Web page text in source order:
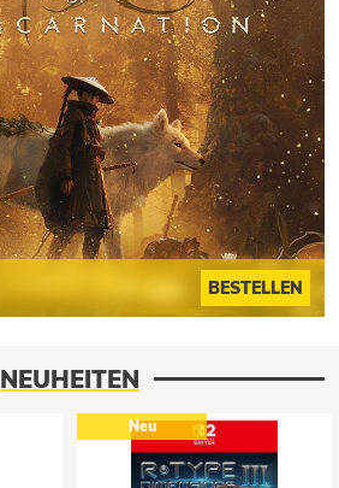
BESTELLEN
NEUHEITEN
Neu